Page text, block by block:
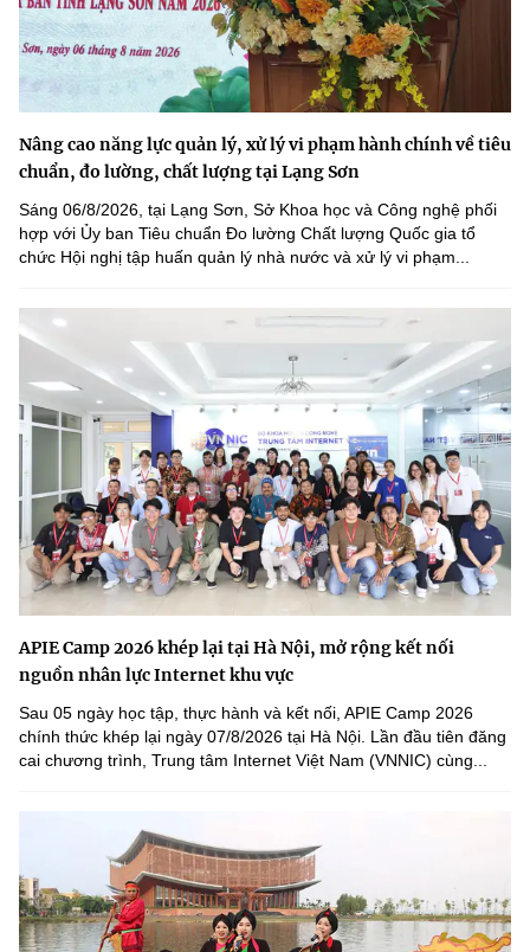
Nâng cao năng lực quản lý, xử lý vi phạm hành chính về tiêu
chuẩn, đo lường, chất lượng tại Lạng Sơn
Sáng 06/8/2026, tại Lạng Sơn, Sở Khoa học và Công nghệ phối
hợp với Ủy ban Tiêu chuẩn Đo lường Chất lượng Quốc gia tổ
chức Hội nghị tập huấn quản lý nhà nước và xử lý vi phạm...
APIE Camp 2026 khép lại tại Hà Nội, mở rộng kết nối
nguồn nhân lực Internet khu vực
Sau 05 ngày học tập, thực hành và kết nối, APIE Camp 2026
chính thức khép lại ngày 07/8/2026 tại Hà Nội. Lần đầu tiên đăng
cai chương trình, Trung tâm Internet Việt Nam (VNNIC) cùng...